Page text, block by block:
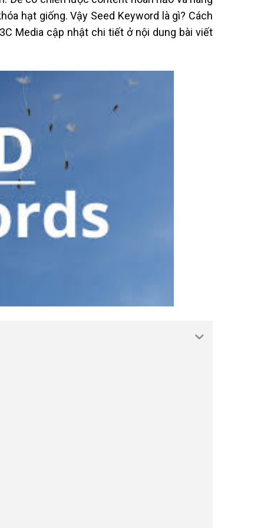
hạt giống. Vậy Seed Keyword là gì? Cách
Media cập nhật chi tiết ở nội dung bài viết